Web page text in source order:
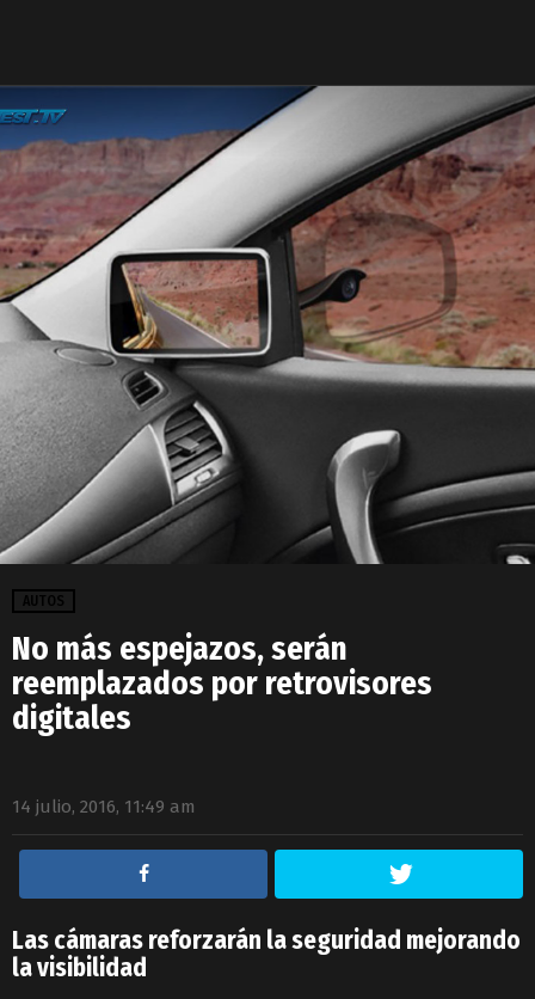
AUTOS
No más espejazos, serán
reemplazados por retrovisores
digitales
14 julio, 2016, 11:49 am
Las cámaras reforzarán la seguridad mejorando
la visibilidad